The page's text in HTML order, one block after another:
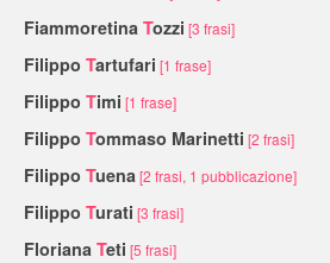
Fiammoretina Tozzi [3 frasi]
Filippo Tartufari [1 frase]
Filippo Timi [1 frase]
Filippo Tommaso Marinetti [2 frasi]
Filippo Tuena [2 frasi, 1 pubblicazione]
Filippo Turati [3 frasi]
Floriana Teti [5 frasi]